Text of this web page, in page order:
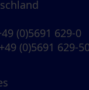
(0)5691 629-0
(0)5691 629-